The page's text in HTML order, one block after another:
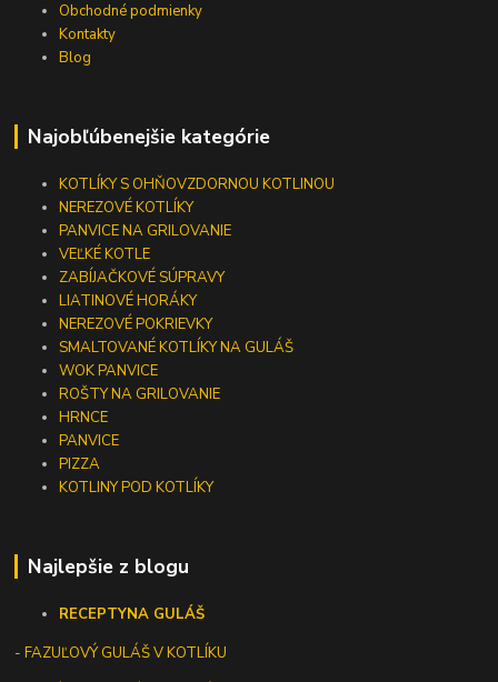
Obchodné podmienky
Kontakty
Blog
Najobľúbenejšie kategórie
KOTLÍKY S OHŇOVZDORNOU KOTLINOU
NEREZOVÉ KOTLÍKY
PANVICE NA GRILOVANIE
VEĽKÉ KOTLE
ZABÍJAČKOVÉ SÚPRAVY
LIATINOVÉ HORÁKY
NEREZOVÉ POKRIEVKY
SMALTOVANÉ KOTLÍKY NA GULÁŠ
WOK PANVICE
ROŠTY NA GRILOVANIE
HRNCE
PANVICE
PIZZA
KOTLINY POD KOTLÍKY
Najlepšie z blogu
RECEPTYNA GULÁŠ
-FAZUĽOVÝ GULÁŠ V KOTLÍKU